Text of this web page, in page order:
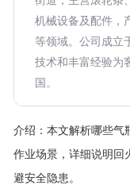
机械设备及配件，
等领域。公司成立
技术和丰富经验为
国。
介绍： 本文解析哪些气
作业场景，详细说明回
避安全隐患。